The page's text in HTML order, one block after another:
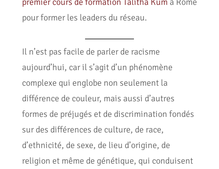
premier cours de formation Talitha Kum à Rome
pour former les leaders du réseau.
Il n’est pas facile de parler de racisme
aujourd’hui, car il s’agit d’un phénomène
complexe qui englobe non seulement la
différence de couleur, mais aussi d’autres
formes de préjugés et de discrimination fondés
sur des différences de culture, de race,
d’ethnicité, de sexe, de lieu d’origine, de
religion et même de génétique, qui conduisent